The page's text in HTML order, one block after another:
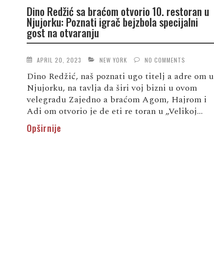
Dino Redžić sa braćom otvorio 10. restoran u
Njujorku: Poznati igrač bejzbola specijalni
gost na otvaranju
APRIL 20, 2023 NEW YORK NO COMMENTS
Dino Redžić, naš poznati ugo titelj a adre om u
Njujorku, na tavlja da širi voj bizni u ovom
velegradu Zajedno a braćom Agom, Hajrom i
Adi om otvorio je de eti re toran u „Velikoj...
Opširnije